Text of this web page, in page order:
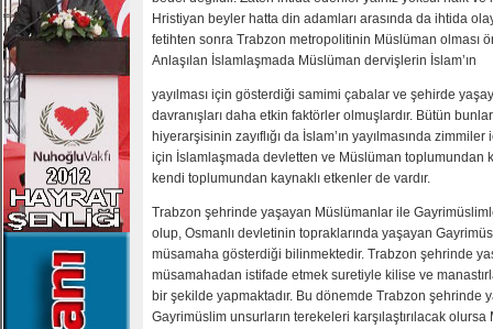
Hristiyan beyler hatta din adamları arasında da ihtida
fetihten sonra Trabzon metropolitinin Müslüman olması
Anlaşılan İslamlaşmada Müslüman dervişlerin İslam’ın
yayılması için gösterdiği samimi çabalar ve şehirde
davranışları daha etkin faktörler olmuşlardır. Bütün
hiyerarşisinin zayıflığı da İslam’ın yayılmasında
için İslamlaşmada devletten ve Müslüman toplumundan
kendi toplumundan kaynaklı etkenler de vardır.
Trabzon şehrinde yaşayan Müslümanlar ile
olup, Osmanlı devletinin topraklarında yaşayan
müsamaha gösterdiği bilinmektedir. Trabzon şehrinde
müsamahadan istifade etmek suretiyle kilise ve
bir şekilde yapmaktadır. Bu dönemde Trabzon şehrinde
Gayrimüslim unsurların terekeleri karşılaştırılacak